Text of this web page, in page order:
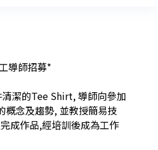
導師招募*
潔的Tee Shirt, 導師向參加
念及趨勢, 並教授簡易技
成作品,經培訓後成為工作